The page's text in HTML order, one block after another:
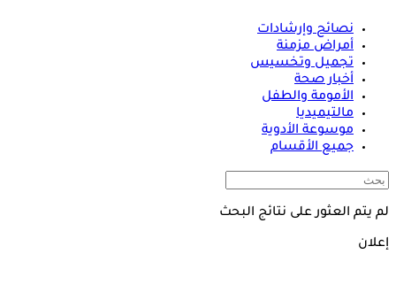
نصائح وإرشادات
أمراض مزمنة
تجميل وتخسيس
أخبار صحة
الأمومة والطفل
مالتيميديا
موسوعة الأدوية
جميع الأقسام
لم يتم العثور على نتائج البحث
إعلان